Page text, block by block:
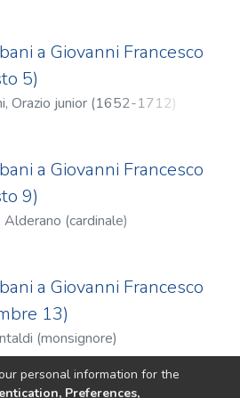
a Giovanni Francesco
5)
Orazio junior (1652-1712)
a Giovanni Francesco
9)
Alderano (cardinale)
a Giovanni Francesco
13)
(monsignore)
personal information for the
Preferences,